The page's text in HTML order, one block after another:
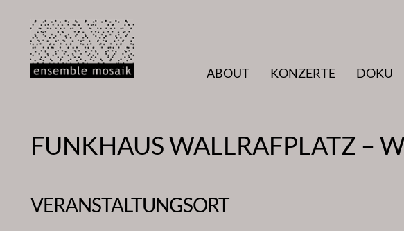
Inhalt
springen
ABOUT
KONZERTE DOKU
FUNKHAUS WALLRAFPLATZ –
VERANSTALTUNGSORT